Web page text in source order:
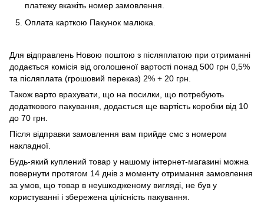
платежу вкажіть номер замовлення.
Оплата карткою Пакунок малюка.
Для відправлень Новою поштою з післяплатою при отриманні
додається комісія від оголошеної вартості понад 500 грн 0,5%
та післяплата (грошовий переказ) 2% + 20 грн.
Також варто врахувати, що на посилки, що потребують
додаткового пакування, додається ще вартість коробки від 10
до 70 грн.
Після відправки замовлення вам прийде смс з номером
накладної.
Будь-який куплений товар у нашому інтернет-магазині можна
повернути протягом 14 днів з моменту отримання замовлення
за умов, що товар в неушкодженому вигляді, не був у
користуванні і збережена цілісність пакування.